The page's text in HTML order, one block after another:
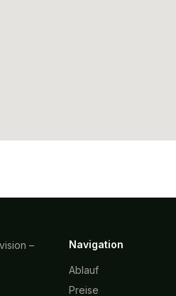
–
Navigation
Ablauf
Preise